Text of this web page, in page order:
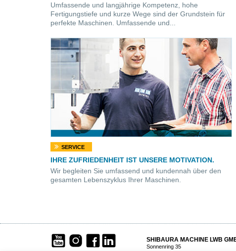
Umfassende und langjährige Kompetenz, hohe
Fertigungstiefe und kurze Wege sind der Grundstein für
perfekte Maschinen. Umfassende und...
SERVICE
IHRE ZUFRIEDENHEIT IST UNSERE MOTIVATION.
Wir begleiten Sie umfassend und kundennah über den
gesamten Lebenszyklus Ihrer Maschinen.
SHIBAURA MACHINE LWB
Sonnenring 35